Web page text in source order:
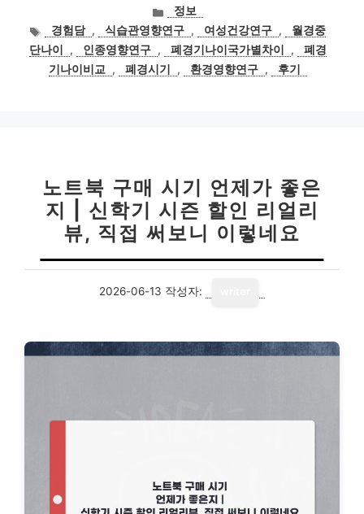
카
테
고
리
정보
태
그
경험담 , 식습관영향연구 , 여성건강연구 ,
월경중
단나이
, 인종영향연구 , 폐경기나이국가별차이 ,
폐경
기나이비교
, 폐경시기 , 환경영향연구 , 후기
노트북 구매 시기 언제가 좋은
지 | 신학기 시즌 할인 리얼리
뷰, 직접 써보니 이렇네요
2026-06-13 작성자: